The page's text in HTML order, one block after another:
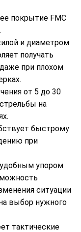
покрытие FMC
и диаметром
получать
при плохом
от 5 до 30
на
быстрому
при
упором
ситуации
выбор нужного
тактические